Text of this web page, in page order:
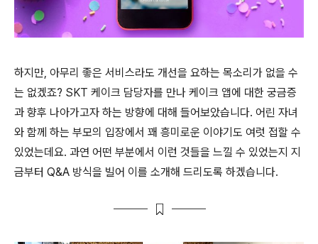
하지만, 아무리 좋은 서비스라도 개선을 요하는 목소리가 없을 수
는 없겠죠? SKT 케이크 담당자를 만나 케이크 앱에 대한 궁금증
과 향후 나아가고자 하는 방향에 대해 들어보았습니다. 어린 자녀
와 함께 하는 부모의 입장에서 꽤 흥미로운 이야기도 여럿 접할 수
있었는데요. 과연 어떤 부분에서 이런 것들을 느낄 수 있었는지 지
금부터 Q&A 방식을 빌어 이를 소개해 드리도록 하겠습니다.